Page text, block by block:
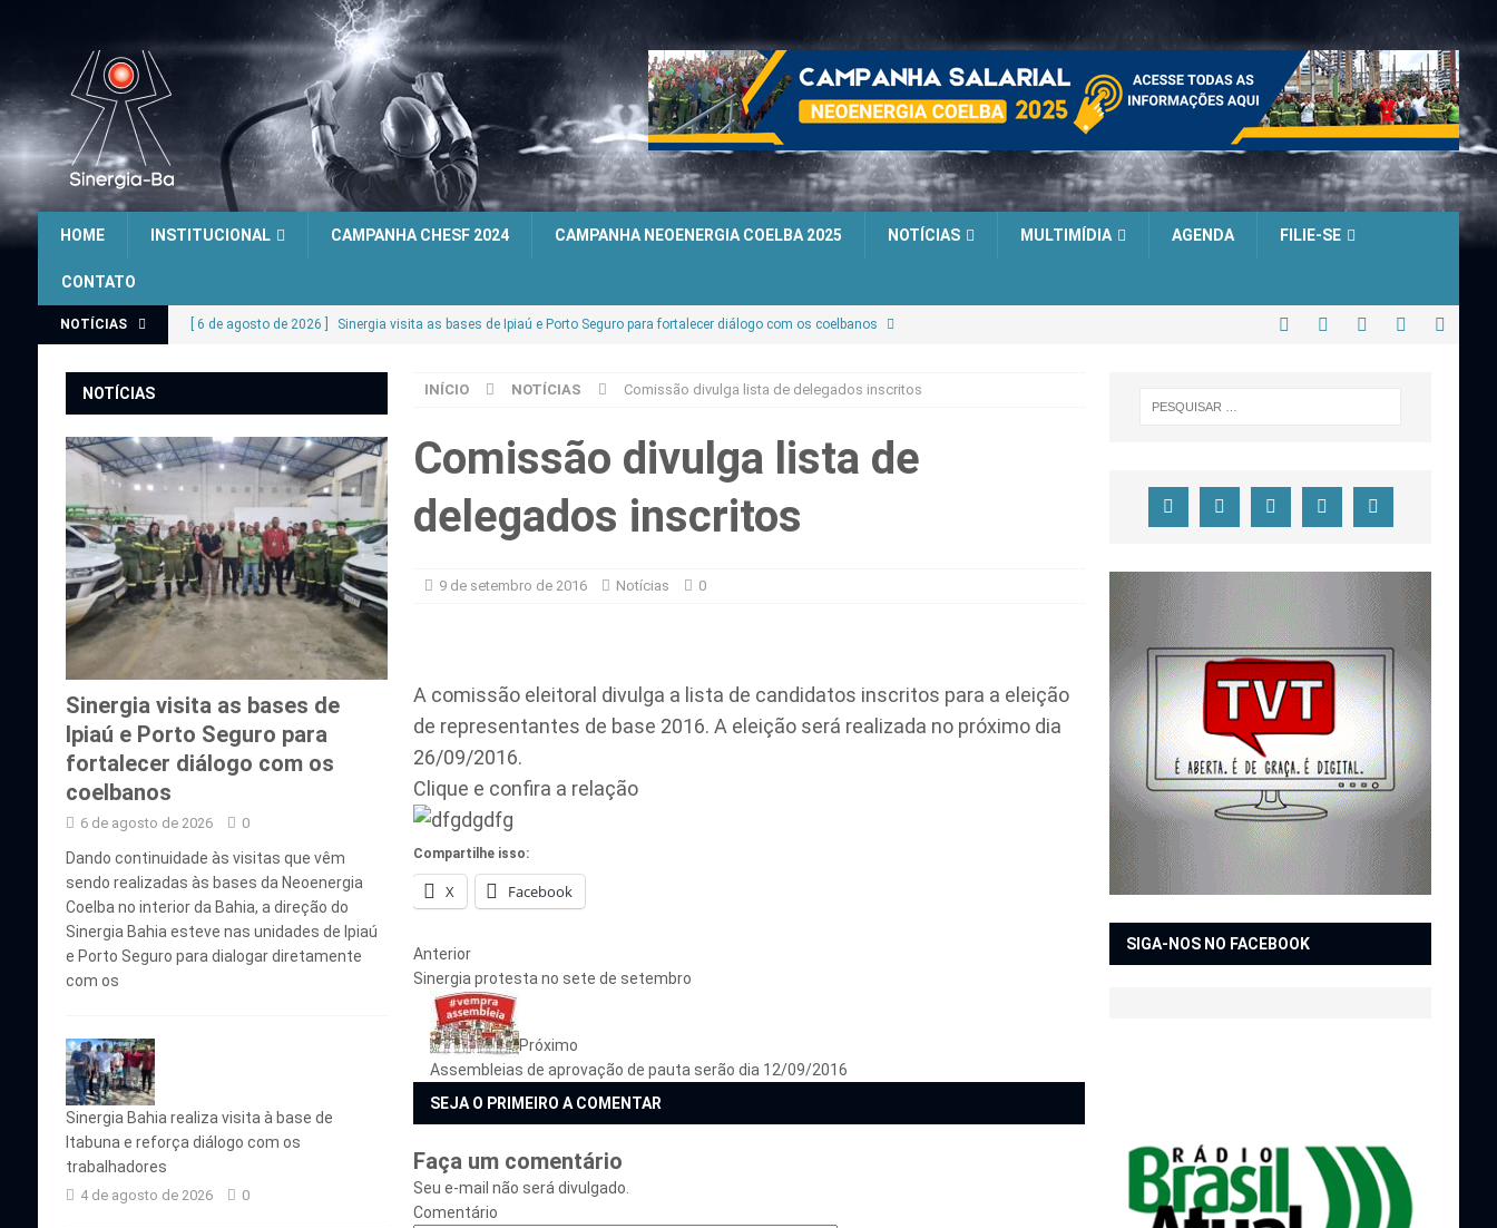
HOME INSTITUCIONAL CAMPANHA CHESF 2024 CAMPANHA NEOENERGIA COELBA 2025 NOTÍCIAS MULTIMÍDIA AGENDA FILIE-SE
CONTATO
NOTÍCIAS [ 6 de agosto de 2026 ] Sinergia visita as bases de Ipiaú e Porto Seguro para fortalecer diálogo com os coelbanos
Sinergia Bahia realiza visita à base de Itabuna e reforça diálogo com os trabalhadores
INFORMATIVO
[ 3 de agosto de 2026 ] Sinergia Bahia realiza reunião na UTD Paulo Afonso para esclarecer pautas de interesse da categoria
COELBA
[ 30 de julho de 2026 ] Negociação do ACT da Imetame continua sem acordo
[ 10 de julho de 2026 ] Agenda Positiva: Sindicato cobra flexibilização no PAD e denuncia falta de materiais de trabalho e
segurança na Coelba e empreiteiras
INÍCIO NOTÍCIAS Comissão divulga lista de delegados inscritos
Comissão divulga lista de
delegados inscritos
9 de setembro de 2016 Notícias 0
A comissão eleitoral divulga a lista de candidatos inscritos para a eleição
de representantes de base 2016. A eleição será realizada no próximo dia
26/09/2016.
Clique e confira a relação
Compartilhe isso:
X Facebook
Anterior
Sinergia protesta no sete de setembro
Próximo
Assembleias de aprovação de pauta serão dia 12/09/2016
SEJA O PRIMEIRO A COMENTAR
Faça um comentário
Seu e-mail não será divulgado.
Comentário
NOTÍCIAS
Sinergia visita as bases de
Ipiaú e Porto Seguro para
fortalecer diálogo com os
coelbanos
6 de agosto de 2026 0
Dando continuidade às visitas que vêm
sendo realizadas às bases da Neoenergia
Coelba no interior da Bahia, a direção do
Sinergia Bahia esteve nas unidades de Ipiaú
e Porto Seguro para dialogar diretamente
com os
Sinergia Bahia realiza visita à base de
Itabuna e reforça diálogo com os
trabalhadores
4 de agosto de 2026 0
SIGA-NOS NO FACEBOOK